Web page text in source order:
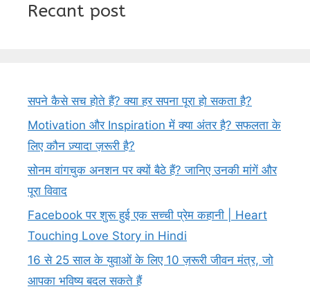
Recant post
सपने कैसे सच होते हैं? क्या हर सपना पूरा हो सकता है?
Motivation और Inspiration में क्या अंतर है? सफलता के
लिए कौन ज़्यादा ज़रूरी है?
सोनम वांगचुक अनशन पर क्यों बैठे हैं? जानिए उनकी मांगें और
पूरा विवाद
Facebook पर शुरू हुई एक सच्ची प्रेम कहानी | Heart
Touching Love Story in Hindi
16 से 25 साल के युवाओं के लिए 10 ज़रूरी जीवन मंत्र, जो
आपका भविष्य बदल सकते हैं